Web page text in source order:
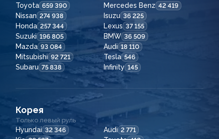
Toyota 659 390 Mercedes Benz 42 419
Nissan 274 938 Isuzu 36 225
Honda 257 344 Lexus 37 155
Suzuki 196 805 BMW 36 509
Mazda 93 084 Audi 18 110
Mitsubishi 92 721 Tesla 546
Subaru 75 838 Infinity 145
Корея
Только левый руль
Hyundai 32 346 Audi 2 771